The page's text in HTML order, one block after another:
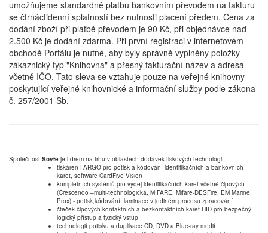
umožňujeme standardně platbu bankovním převodem na fakturu
se čtrnáctidenní splatností bez nutnosti placení předem. Cena za
dodání zboží při platbě převodem je 90 Kč, při objednávce nad
2.500 Kč je dodání zdarma. Při první registraci v internetovém
obchodě Portálu je nutné, aby byly správně vyplněny položky
zákaznický typ "Knihovna" a přesný fakturační název a adresa
včetně IČO. Tato sleva se vztahuje pouze na veřejné knihovny
poskytující veřejné knihovnické a informační služby podle zákona
č. 257/2001 Sb.
Společnost Sovte je lídrem na trhu v oblastech dodávek tiskových technologií:
tiskáren FARGO pro potisk a kódování identifikačních a bankovních
karet, software CardFive Vision
kompletních systémů pro výdej identifikačních karet včetně čipových
(Crescendo –multi-technologická, MIFARE, Mifare-DESFire, EM Marine,
Prox) - potisk,kódování, laminace v jediném procesu zpracování
čteček čipových kontaktních a bezkontaktních karet HID pro bezpečný
logický přístup a fyzický vstup
technologií potisku a duplikace CD, DVD a Blue-ray medií